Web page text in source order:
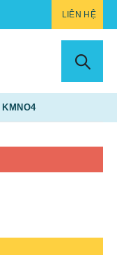
LIÊN HỆ